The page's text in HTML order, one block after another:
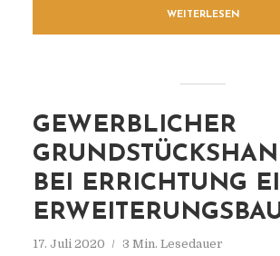
WEITERLESEN
GEWERBLICHER
BEI ERRICHTUNG
17. Juli 2020 3 Min. Lesedauer